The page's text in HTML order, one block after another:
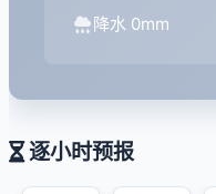
降水 0mm
逐小时预报